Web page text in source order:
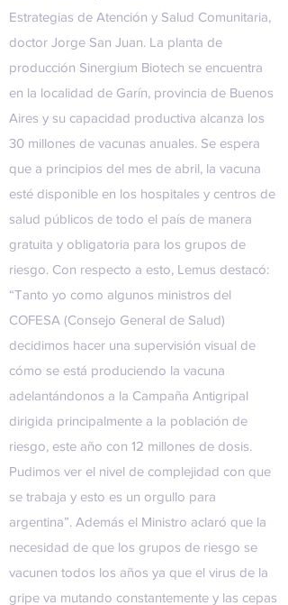
Estrategias de Atención y Salud Comunitaria,
doctor Jorge San Juan. La planta de
producción Sinergium Biotech se encuentra
en la localidad de Garín, provincia de Buenos
Aires y su capacidad productiva alcanza los
30 millones de vacunas anuales. Se espera
que a principios del mes de abril, la vacuna
esté disponible en los hospitales y centros de
salud públicos de todo el país de manera
gratuita y obligatoria para los grupos de
riesgo. Con respecto a esto, Lemus destacó:
“Tanto yo como algunos ministros del
COFESA (Consejo General de Salud)
decidimos hacer una supervisión visual de
cómo se está produciendo la vacuna
adelantándonos a la Campaña Antigripal
dirigida principalmente a la población de
riesgo, este año con 12 millones de dosis.
Pudimos ver el nivel de complejidad con que
se trabaja y esto es un orgullo para
argentina”. Además el Ministro aclaró que la
necesidad de que los grupos de riesgo se
vacunen todos los años ya que el virus de la
gripe va mutando constantemente y las cepas